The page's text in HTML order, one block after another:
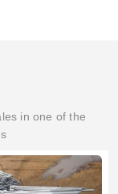
in one of the